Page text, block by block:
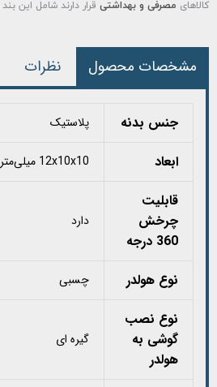
کالاهای مصرفی و بهداشتی قرار دارند شامل این بند
مشخصات محصول نظرات
جنس بدنه پلاستیک
ابعاد 12x10x10 میلی‌متر
قابلیت
چرخش
360 درجه
دارد
نوع هولدر چسبی
نوع نصب
گوشی به
هولدر
گیره ای